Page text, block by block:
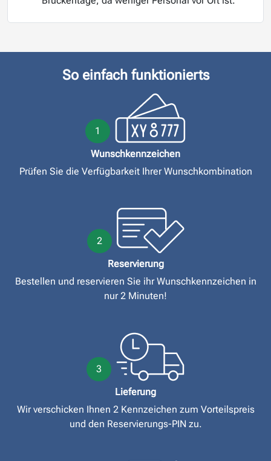
So einfach funktionierts
1
Wunschkennzeichen
Prüfen Sie die Verfügbarkeit Ihrer Wunschkombination
2
Reservierung
Bestellen und reservieren Sie ihr Wunschkennzeichen in
nur 2 Minuten!
3
Lieferung
Wir verschicken Ihnen 2 Kennzeichen zum Vorteilspreis
und den Reservierungs-PIN zu.